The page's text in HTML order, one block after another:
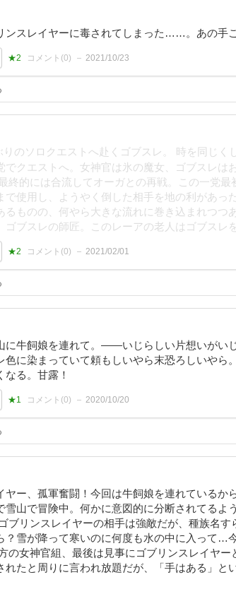
ンスレイヤーに毒されてしまった……。あの手
★2 コメント(0) 2021/10/23
りのソロクエストへ赴くゴブスレ。 時を同じく
でクエストへ。女神官は氷の魔女、ゴブスレは
終的には合流してオーガとの再戦。この一党最
で使用し、ようやく倒した相手を地の利があっ
るものの、何やら大きな流れに巻き込まれつつ
ゴブスレの師匠。このレーアの老人はゴブスレ
★2 コメント(0) 2021/02/01
に牛飼娘を連れて。――いじらしい片想いがい
色に染まっていて頼もしいやら末恐ろしいやら
なる。甘露！
★1 コメント(0) 2020/10/20
ヤー、孤軍奮闘！今回は牛飼娘を連れているか
雪山で冒険中。何かに意図的に分断されてるよ
ブリンスレイヤーの相手は強敵だが、種族名す
？雪が降って寒いのに何度も水の中に入って…
の女神官組、最後は見事にゴブリンスレイヤー
れたと周りに言われ放題だが、「手はある」と